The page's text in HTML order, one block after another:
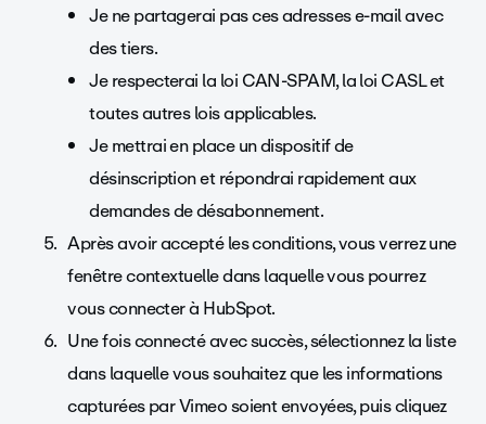
Je ne partagerai pas ces adresses e-mail avec
des tiers.
Je respecterai la loi CAN-SPAM, la loi CASL et
toutes autres lois applicables.
Je mettrai en place un dispositif de
désinscription et répondrai rapidement aux
demandes de désabonnement.
Après avoir accepté les conditions, vous verrez une
fenêtre contextuelle dans laquelle vous pourrez
vous connecter à HubSpot.
Une fois connecté avec succès, sélectionnez la liste
dans laquelle vous souhaitez que les informations
capturées par Vimeo soient envoyées, puis cliquez